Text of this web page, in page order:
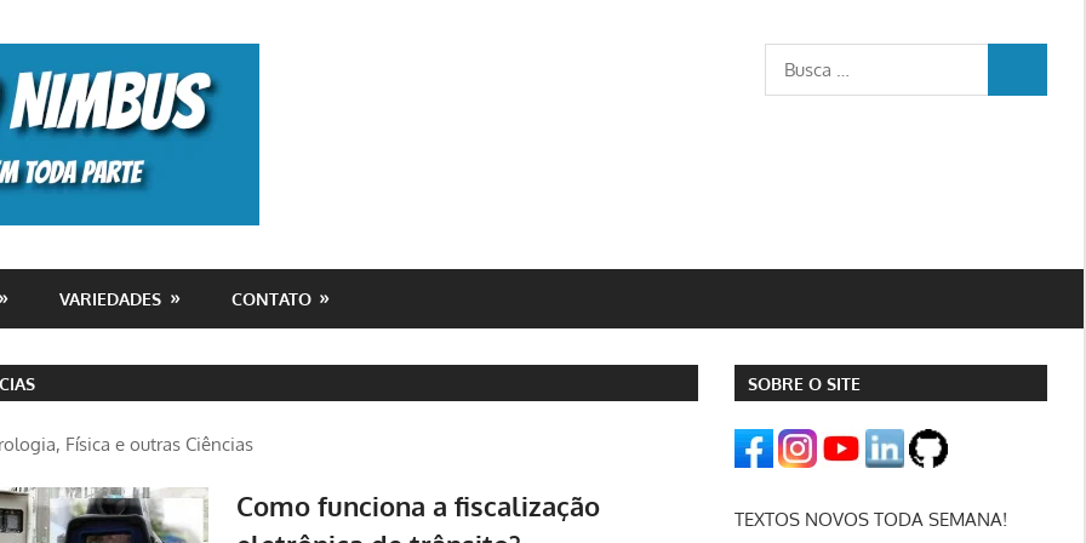
Busca
para:
VARIEDADES CONTATO
Física e outras Ciências
Como funciona a fiscalização
SOBRE O SITE
TEXTOS NOVOS TODA SEMANA!